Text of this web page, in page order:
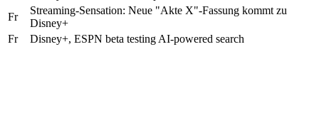
Fr
Streaming-Sensation: Neue "Akte X"-Fassung kommt zu
Disney+
Fr
Disney+, ESPN beta testing AI-powered search